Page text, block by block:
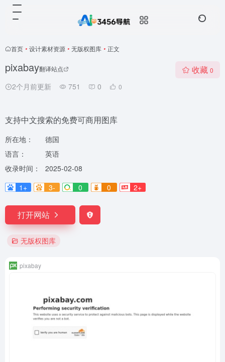
首页 • 设计素材资源 • 无版权图库 • 正文
pixabay翻译站点
2个月前更新 751 0 0
收藏 0
支持中文搜索的免费可商用图库
所在地：
德国
语言：
英语
收录时间：
2025-02-08
1+
3- 0 0 2+
打开网站
无版权图库
pixabay